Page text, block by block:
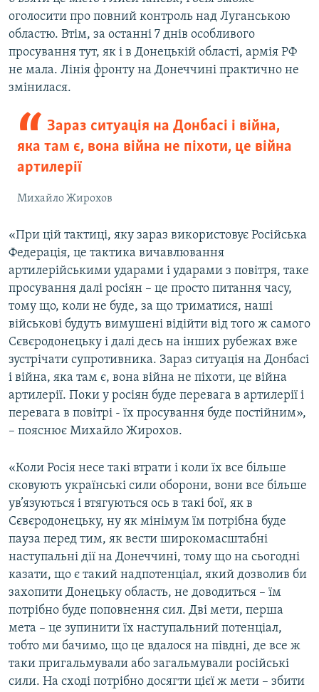
оголосити про повний контроль над Луганською
областю. Втім, за останні 7 днів особливого
просування тут, як і в Донецькій області, армія РФ
не мала. Лінія фронту на Донеччині практично не
змінилася.
Зараз ситуація на Донбасі і війна,
яка там є, вона війна не піхоти, це війна
артилерії
Михайло Жирохов
«При цій тактиці, яку зараз використовує Російська
Федерація, це тактика вичавлювання
артилерійськими ударами і ударами з повітря, таке
просування далі росіян – це просто питання часу,
тому що, коли не буде, за що триматися, наші
військові будуть вимушені відійти від того ж самого
Сєвєродонецьку і далі десь на інших рубежах вже
зустрічати супротивника. Зараз ситуація на Донбасі
і війна, яка там є, вона війна не піхоти, це війна
артилерії. Поки у росіян буде перевага в артилерії і
перевага в повітрі - їх просування буде постійним»,
– пояснює Михайло Жирохов.
«Коли Росія несе такі втрати і коли їх все більше
сковують українські сили оборони, вони все більше
ув’язуються і втягуються ось в такі бої, як в
Сєвєродонецьку, ну як мінімум їм потрібна буде
пауза перед тим, як вести широкомасштабні
наступальні дії на Донеччині, тому що на сьогодні
казати, що є такий надпотенціал, який дозволив би
захопити Донецьку область, не доводиться – їм
потрібно буде поповнення сил. Дві мети, перша
мета – це зупинити їх наступальний потенціал,
тобто ми бачимо, що це вдалося на півдні, де все ж
таки пригальмували або загальмували російські
сили. На сході потрібно досягти цієї ж мети – збити